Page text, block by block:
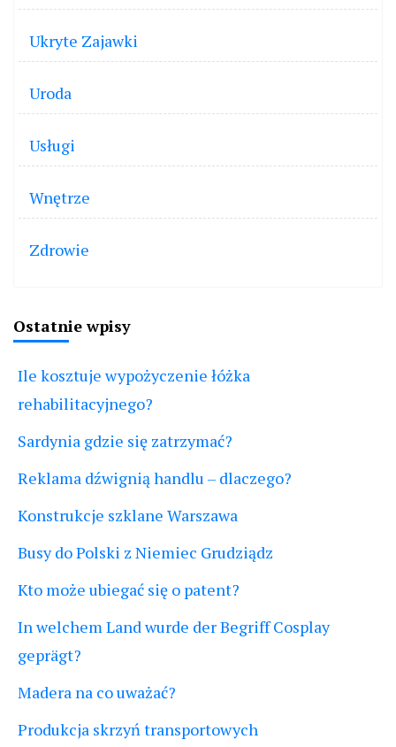
Ukryte Zajawki
Uroda
Usługi
Wnętrze
Zdrowie
Ostatnie wpisy
Ile kosztuje wypożyczenie łóżka
rehabilitacyjnego?
Sardynia gdzie się zatrzymać?
Reklama dźwignią handlu – dlaczego?
Konstrukcje szklane Warszawa
Busy do Polski z Niemiec Grudziądz
Kto może ubiegać się o patent?
In welchem Land wurde der Begriff Cosplay
geprägt?
Madera na co uważać?
Produkcja skrzyń transportowych